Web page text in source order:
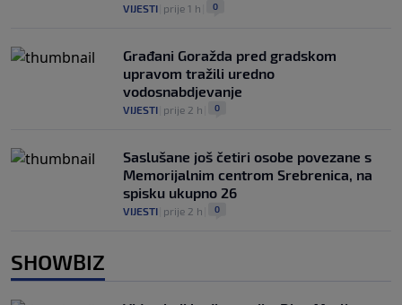
VIJESTI prije 1 h 0
Građani Goražda pred gradskom
upravom tražili uredno
vodosnabdjevanje
VIJESTI prije 2 h 0
Saslušane još četiri osobe povezane s
Memorijalnim centrom Srebrenica, na
spisku ukupno 26
VIJESTI prije 2 h 0
SHOWBIZ